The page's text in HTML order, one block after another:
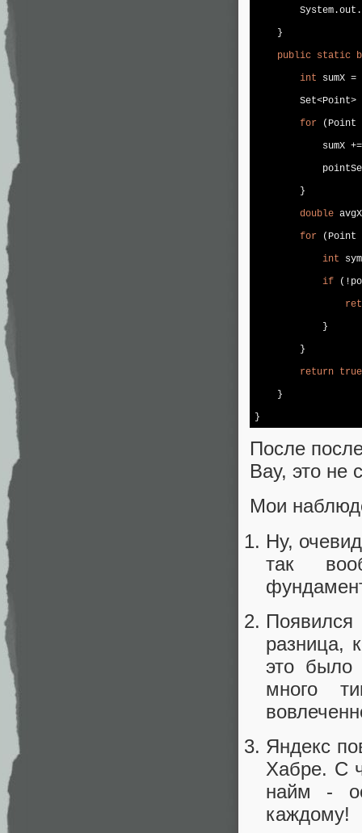
}
public static
int sumX =
Set<Point>
for
sumX +=
}
double
for
int
if
}
}
return true
}
}
После
Вау, это не
Мои
Ну,
так
разница,
это было
много
Яндекс
Хабре. С
найм -
каждому!